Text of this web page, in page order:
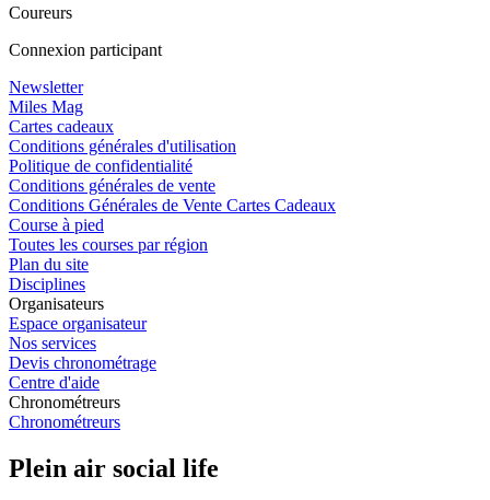
Coureurs
Connexion participant
Newsletter
Miles Mag
Cartes cadeaux
Conditions générales d'utilisation
Politique de confidentialité
Conditions générales de vente
Conditions Générales de Vente Cartes Cadeaux
Course à pied
Toutes les courses par région
Plan du site
Disciplines
Organisateurs
Espace organisateur
Nos services
Devis chronométrage
Centre d'aide
Chronométreurs
Chronométreurs
Plein air social life